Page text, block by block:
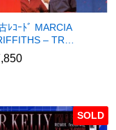
ﾚｺｰﾄﾞ MARCIA
– TR…
SOLD